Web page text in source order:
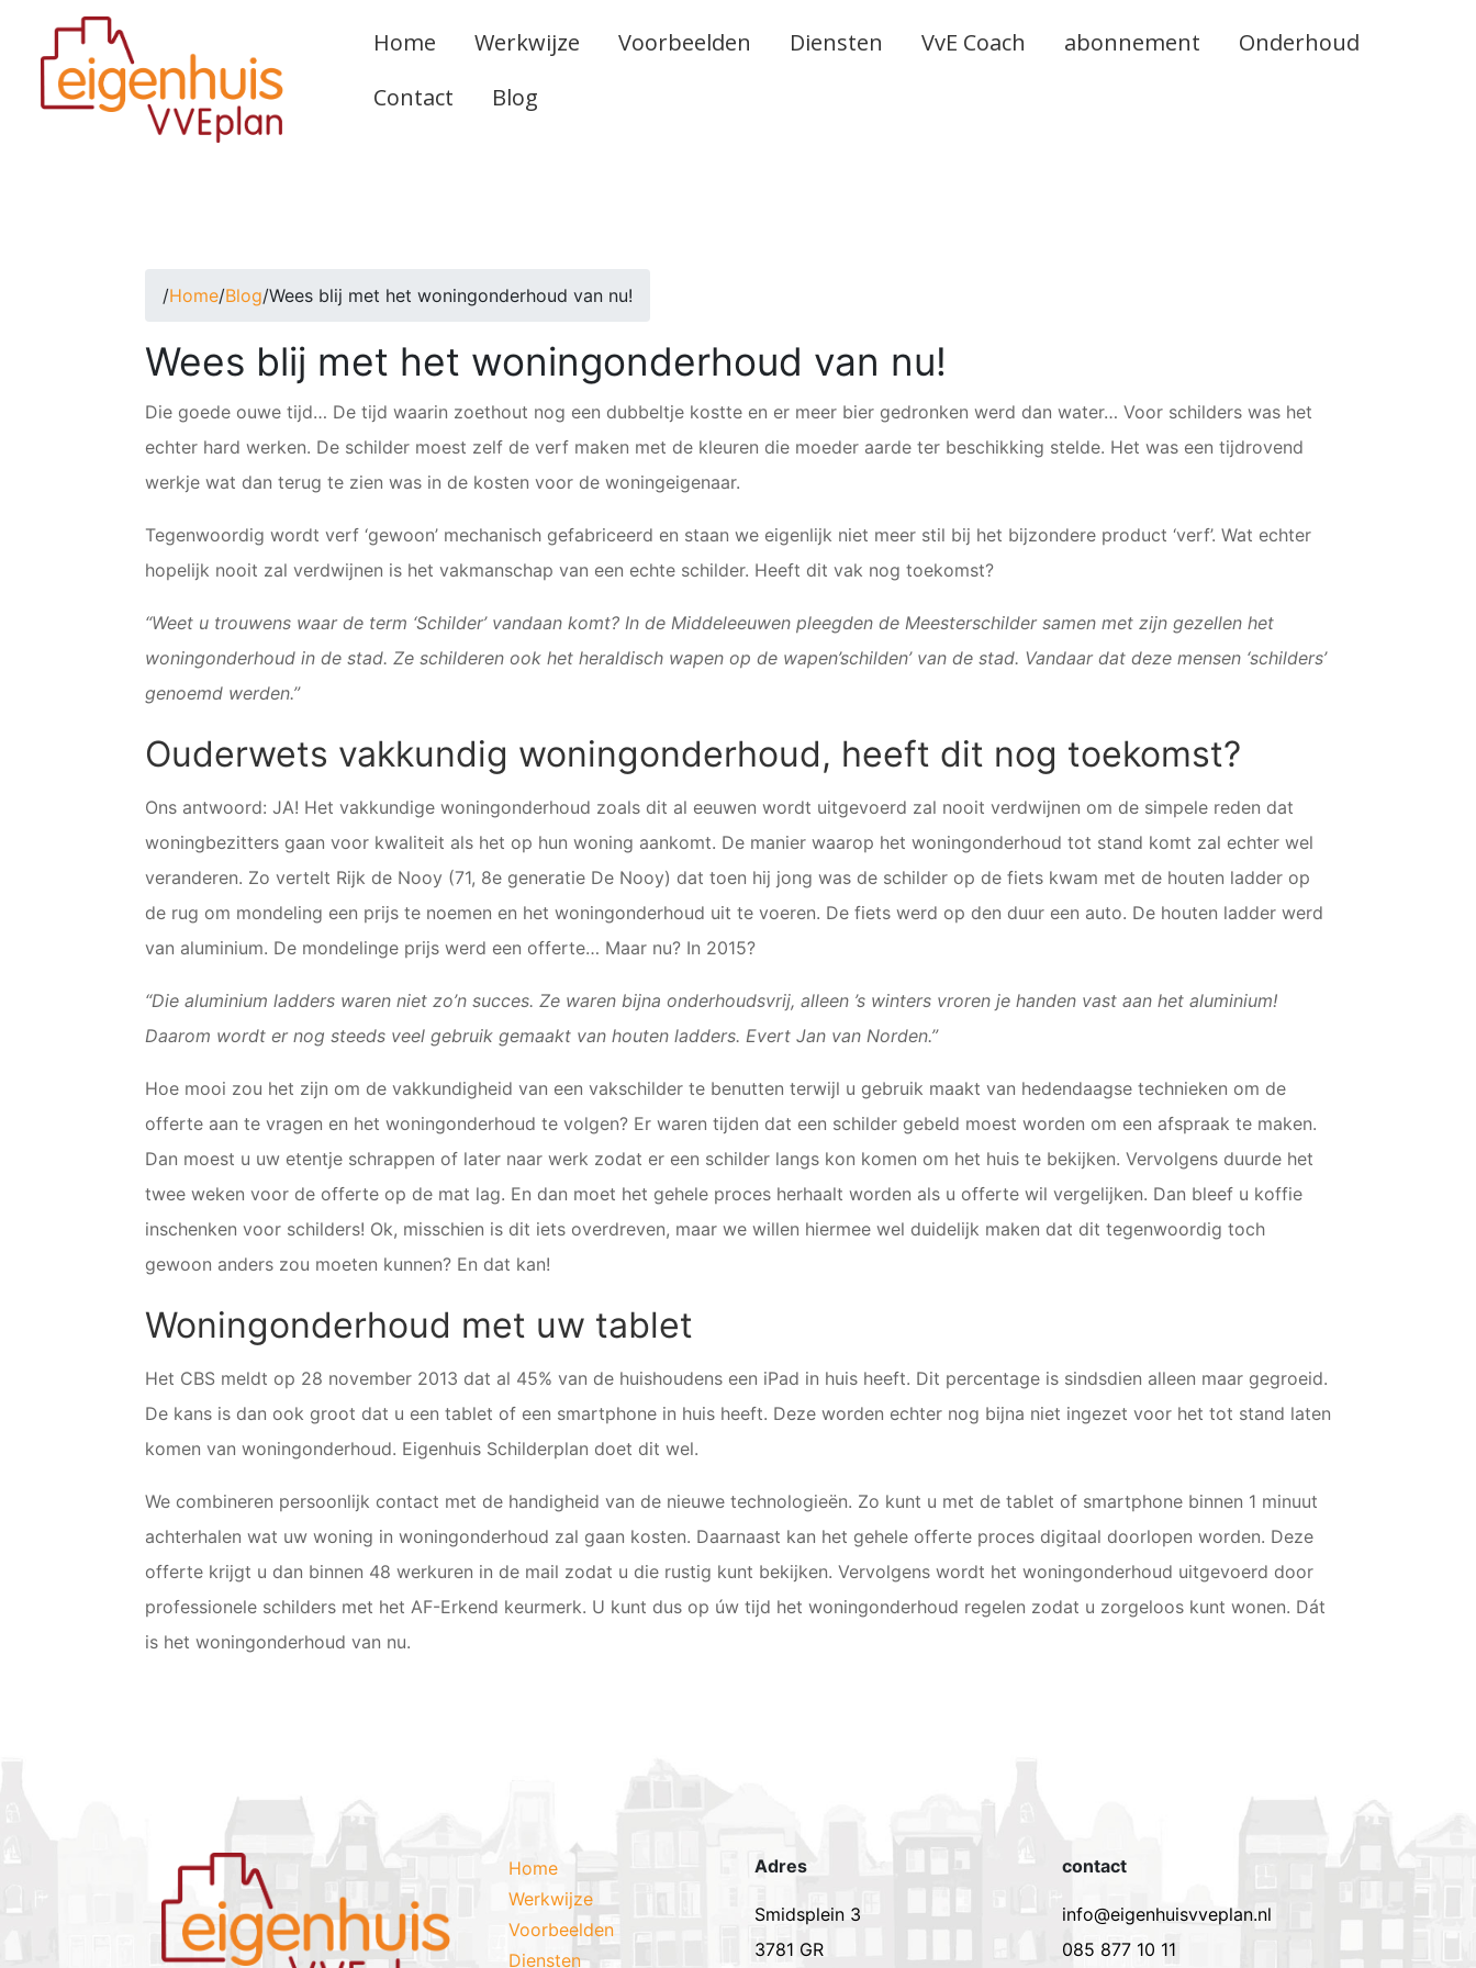
Home Werkwijze Voorbeelden Diensten VvE Coach abonnement
Onderhoud
Contact
Blog
/Home/Blog/Wees blij met het woningonderhoud van nu!
Wees blij met het woningonderhoud van nu!
Die goede ouwe tijd… De tijd waarin zoethout nog een dubbeltje kostte en er meer bier gedronken werd dan water… Voor schilders was het
echter hard werken. De schilder moest zelf de verf maken met de kleuren die moeder aarde ter beschikking stelde. Het was een tijdrovend
werkje wat dan terug te zien was in de kosten voor de woningeigenaar.
Tegenwoordig wordt verf ‘gewoon’ mechanisch gefabriceerd en staan we eigenlijk niet meer stil bij het bijzondere product ‘verf’. Wat echter
hopelijk nooit zal verdwijnen is het vakmanschap van een echte schilder. Heeft dit vak nog toekomst?
“Weet u trouwens waar de term ‘Schilder’ vandaan komt? In de Middeleeuwen pleegden de Meesterschilder samen met zijn gezellen het
woningonderhoud in de stad. Ze schilderen ook het heraldisch wapen op de wapen’schilden’ van de stad. Vandaar dat deze mensen ‘schilders’
genoemd werden.”
Ouderwets vakkundig woningonderhoud, heeft dit nog toekomst?
Ons antwoord: JA! Het vakkundige woningonderhoud zoals dit al eeuwen wordt uitgevoerd zal nooit verdwijnen om de simpele reden dat
woningbezitters gaan voor kwaliteit als het op hun woning aankomt. De manier waarop het woningonderhoud tot stand komt zal echter wel
veranderen. Zo vertelt Rijk de Nooy (71, 8e generatie De Nooy) dat toen hij jong was de schilder op de fiets kwam met de houten ladder op
de rug om mondeling een prijs te noemen en het woningonderhoud uit te voeren. De fiets werd op den duur een auto. De houten ladder werd
van aluminium. De mondelinge prijs werd een offerte… Maar nu? In 2015?
“Die aluminium ladders waren niet zo’n succes. Ze waren bijna onderhoudsvrij, alleen ’s winters vroren je handen vast aan het aluminium!
Daarom wordt er nog steeds veel gebruik gemaakt van houten ladders. Evert Jan van Norden.”
Hoe mooi zou het zijn om de vakkundigheid van een vakschilder te benutten terwijl u gebruik maakt van hedendaagse technieken om de
offerte aan te vragen en het woningonderhoud te volgen? Er waren tijden dat een schilder gebeld moest worden om een afspraak te maken.
Dan moest u uw etentje schrappen of later naar werk zodat er een schilder langs kon komen om het huis te bekijken. Vervolgens duurde het
twee weken voor de offerte op de mat lag. En dan moet het gehele proces herhaalt worden als u offerte wil vergelijken. Dan bleef u koffie
inschenken voor schilders! Ok, misschien is dit iets overdreven, maar we willen hiermee wel duidelijk maken dat dit tegenwoordig toch
gewoon anders zou moeten kunnen? En dat kan!
Woningonderhoud met uw tablet
Het CBS meldt op 28 november 2013 dat al 45% van de huishoudens een iPad in huis heeft. Dit percentage is sindsdien alleen maar gegroeid.
De kans is dan ook groot dat u een tablet of een smartphone in huis heeft. Deze worden echter nog bijna niet ingezet voor het tot stand laten
komen van woningonderhoud. Eigenhuis Schilderplan doet dit wel.
We combineren persoonlijk contact met de handigheid van de nieuwe technologieën. Zo kunt u met de tablet of smartphone binnen 1 minuut
achterhalen wat uw woning in woningonderhoud zal gaan kosten. Daarnaast kan het gehele offerte proces digitaal doorlopen worden. Deze
offerte krijgt u dan binnen 48 werkuren in de mail zodat u die rustig kunt bekijken. Vervolgens wordt het woningonderhoud uitgevoerd door
professionele schilders met het AF-Erkend keurmerk. U kunt dus op úw tijd het woningonderhoud regelen zodat u zorgeloos kunt wonen. Dát
is het woningonderhoud van nu.
Adres
Smidsplein 3
3781 GR
contact
info@eigenhuisvveplan.nl
085 877 10 11
Home
Werkwijze
Voorbeelden
Diensten